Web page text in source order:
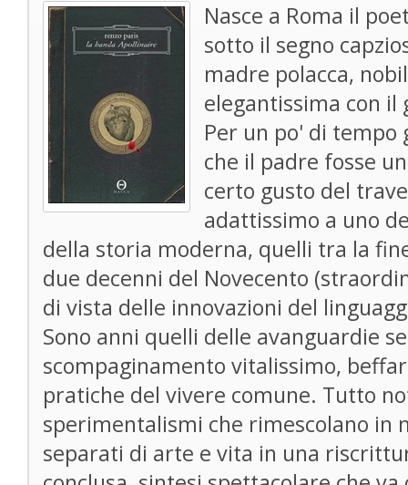
Nasce a Roma il
sotto il segno
madre polacca,
elegantissima con il
Per un po' di tempo
che il padre fosse
certo gusto del
adattissimo a uno
della storia moderna, quelli tra la
due decenni del Novecento
di vista delle innovazioni del
Sono anni quelli delle avanguardie
scompaginamento vitalissimo,
pratiche del vivere comune. Tutto
sperimentalismi che rimescolano in
separati di arte e vita in una